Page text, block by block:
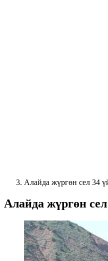
Алайда жүргөн сел 34
Алайда жүргөн